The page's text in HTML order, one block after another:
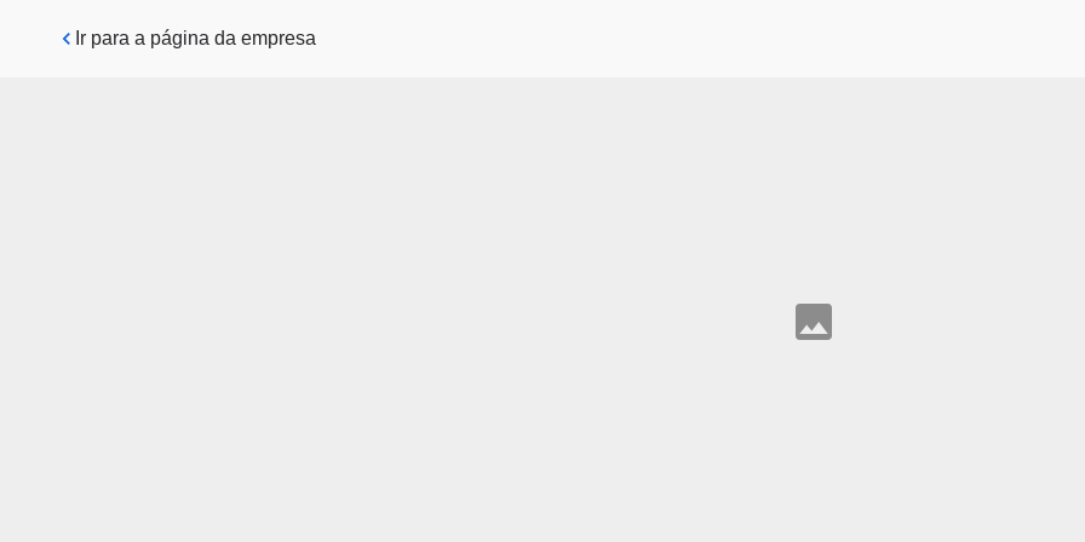
Pular para o conteúdo principal
Ir para a página da empresa